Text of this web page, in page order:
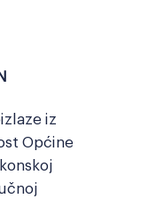
iz
Općine